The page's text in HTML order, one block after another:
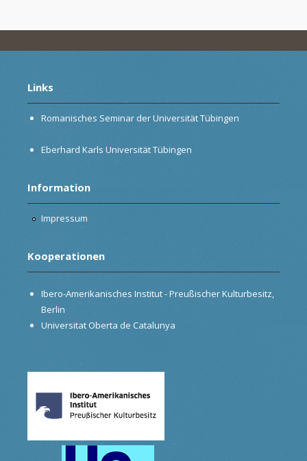
Links
Romanisches Seminar der Universität Tübingen
Eberhard Karls Universität Tübingen
Information
Impressum
Kooperationen
Ibero-Amerikanisches Institut - Preußischer Kulturbesitz,
Berlin
Universitat Oberta de Catalunya